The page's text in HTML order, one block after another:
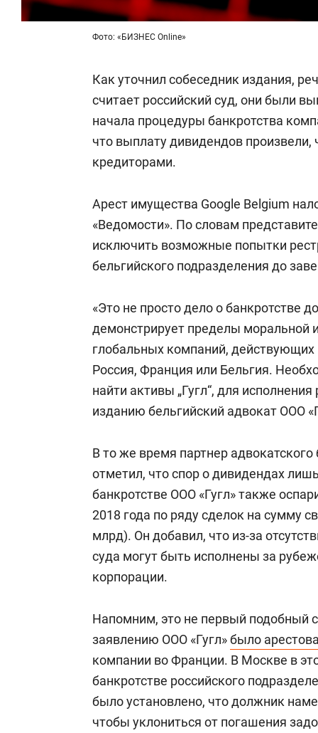
Фото: «БИЗНЕС Online»
Как уточнил собеседник издания,
считает российский суд, они были
начала процедуры банкротства
что выплату дивидендов произвели,
кредиторами.
Арест имущества Google Belgium
«Ведомости». По словам
исключить возможные попытки
бельгийского подразделения до
«Это не просто дело о банкротстве
демонстрирует пределы моральной
глобальных компаний, действующих
Россия, Франция или Бельгия.
найти активы „Гугл“, для
изданию бельгийский адвокат ООО
В то же время партнер
отметил, что спор о дивидендах
банкротстве ООО «Гугл» также
2018 года по ряду сделок на сумму
млрд). Он добавил, что из-за
суда могут быть исполнены за
корпорации.
Напомним, это не первый подобный
заявлению ООО «Гугл»было
компании во Франции. В Москве в
банкротстве российского
было установлено, что должник
чтобы уклониться от погашения